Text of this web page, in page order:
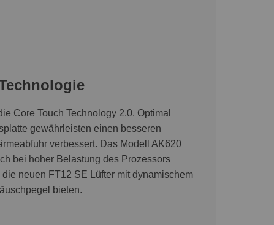
Core Touch Technology 2.0. Optimal
gewährleisten einen besseren
verbessert. Das Modell AK620
bei hoher Belastung des Prozessors
neuen FT12 SE Lüfter mit dynamischem
bieten.